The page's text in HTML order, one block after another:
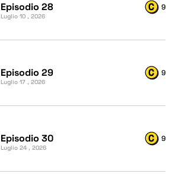
Episodio 28
Luglio 10 , 2026
9
Episodio 29
Luglio 17 , 2026
9
Episodio 30
Luglio 24 , 2026
9